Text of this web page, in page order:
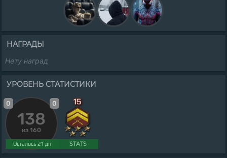
НАГРАДЫ
Нету наград
УРОВЕНЬ СТАТИСТИКИ
138
из 160
Осталось 21 дн
0 0
STATS